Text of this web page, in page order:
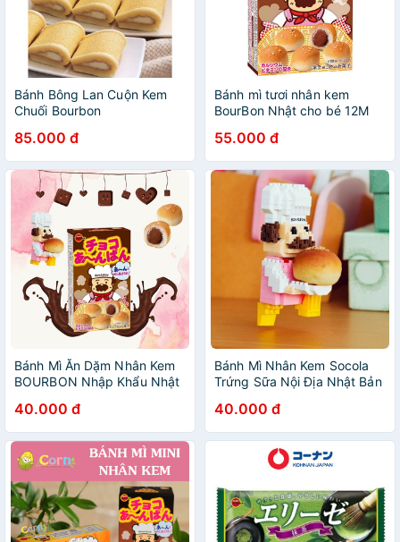
Bánh Bông Lan Cuộn Kem
Chuối Bourbon
85.000 đ
Bánh mì tươi nhân kem
BourBon Nhật cho bé 12M
55.000 đ
Bánh Mì Ăn Dặm Nhân Kem
BOURBON Nhập Khẩu Nhật
Dặm Từ 12 Tháng Tuổi
40.000 đ
Bánh Mì Nhân Kem Socola
Trứng Sữa Nội Địa Nhật Bản
Dặm
40.000 đ